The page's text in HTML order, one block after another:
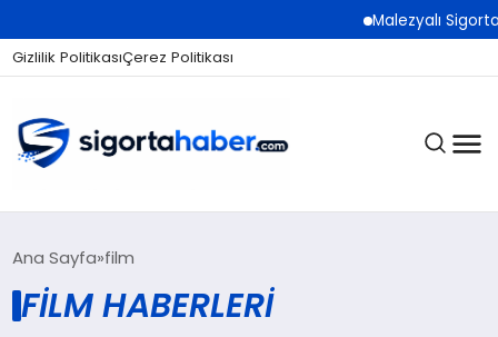
Malezyalı Sigorta
Gizlilik PolitikasıÇerez Politikası
SIGORTA
Ana Sayfa film
FILM HABERLERI